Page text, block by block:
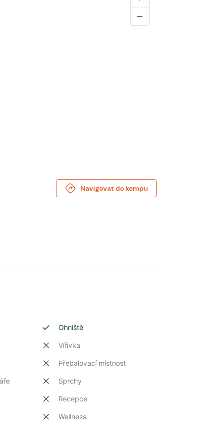
Navigovat do kempu
Ohniště
Vířivka
Přebalovací místnost
Sprchy
Recepce
Wellness